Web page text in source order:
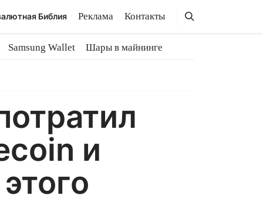
Библия Реклама Контакты Поиск
Поиск
Samsung Wallet Шары в майнинге
и